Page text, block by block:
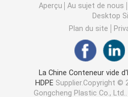
Capsule en plastique
Préformation en plastique
Bouteilles en plastique de
Aperçu Au sujet de nous
Desktop
Plan du site
La Chine Conteneur vide
HDPE Supplier.Copyright ©
Gongcheng Plastic Co.,